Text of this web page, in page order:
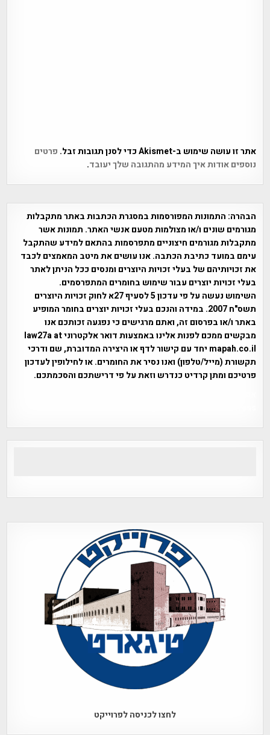
אתר זו עושה שימוש ב-Akismet כדי לסנן תגובות זבל.
פרטים
נוספים אודות איך המידע מהתגובה שלך יעובד.
הבהרה: התמונות המפורסמות במסגרת הכתבות באתר מתקבלות
מגורמים שונים ו/או מצולמות מטעם אנשי האתר. תמונות אשר
מתקבלות מגורמים חיצוניים מתפרסמות בהתאם למידע שהתקבל
עימם במועד כתיבת הכתבה. אנו עושים את מיטב המאמצים לכבד
את זכויותיהם של בעלי זכויות היוצרים ומנסים ככל הניתן לאתר
בעלי זכויות יוצרים עבור שימוש בחומרים המתפרסמים.
השימוש נעשה על פי עדכון 5 לסעיף 27א לחוק זכויות היוצרים
תשס"ח 2007. במידה והנכם בעלי זכויות יוצרים בחומר המופיע
באתר ו/או בפרסום זה, ואתם מרגישים כי נפגעה זכותכם אנו
מבקשים ממכם לפנות אלינו באמצעות דואר אלקטרוני law27a at
mapah.co.il יחד עם קישור לדף או היצירה המדוברת, שם ודרכי
תקשורת (מייל/טלפון) ואנו נסיר את החומרים. או לחילופין לעדכון
פרטיכם ומתן קרדיט כנדרש וזאת על פי דרישתכם והסכמתכם.
לחצו לכניסה לפרוייקט